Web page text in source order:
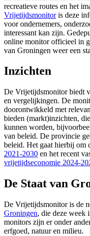
recreatieve routes en het
Vrijetijdsmonitoris deze
voor ondernemers,
interessant kan zijn.
online monitor officieel in
van Groningen weer een
Inzichten
De Vrijetijdsmonitor biedt
en vergelijkingen. De
doorontwikkeld met
bieden (markt)inzichten,
kunnen worden,
van beleid. De provincie
beleid. Het gaat hierbij om
2021-2030 en het recent
vrijetijdseconomie 2024-
De Staat van
De Vrijetijdsmonitor is de
Groningen, die deze week
monitors zijn er onder
erfgoed, natuur en milieu.